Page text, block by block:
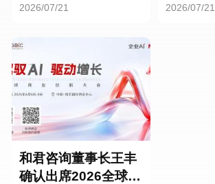
2026/07/21 2026/07/21
和君咨询董事长王丰
确认出席2026全球商